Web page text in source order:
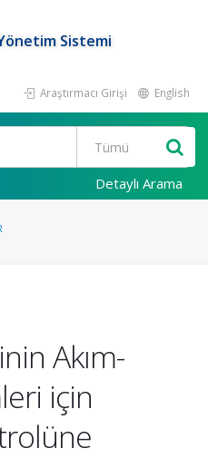
Sistemi
Araştırmacı Girişi English
Detaylı Arama
Akım-
için